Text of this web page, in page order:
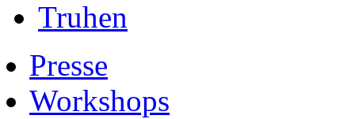
Truhen
Presse
Workshops